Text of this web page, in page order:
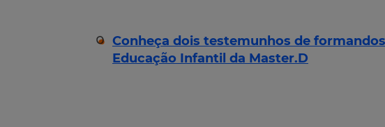
Conheça dois testemunhos de
Educação Infantil da Master.D